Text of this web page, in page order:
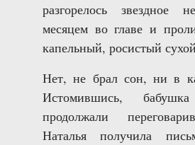
разгорелось
месяцем во главе и
капельный, росистый
Нет, не брал сон, ни в
Истомившись,
продолжали
Наталья получила